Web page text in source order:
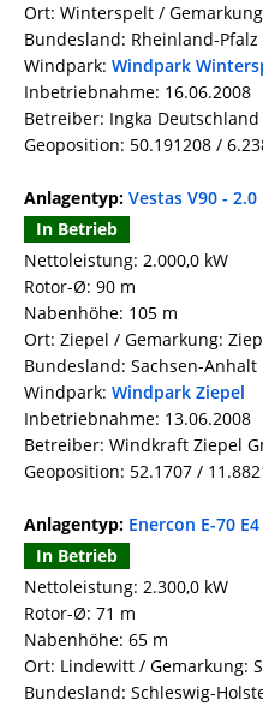
Ort: Winterspelt /
Bundesland: Rheinland-Pfalz
Windpark: Windpark
Inbetriebnahme: 16.06.2008
Betreiber: Ingka
Geoposition: 50.191208 /
Anlagentyp: Vestas V90 - 2.0
In Betrieb
Nettoleistung: 2.000,0 kW
Rotor-Ø: 90 m
Nabenhöhe: 105 m
Ort: Ziepel / Gemarkung:
Bundesland: Sachsen-Anhalt
Windpark: Windpark Ziepel
Inbetriebnahme: 13.06.2008
Betreiber: Windkraft Ziepel
Geoposition: 52.1707 /
Anlagentyp: Enercon E-70
In Betrieb
Nettoleistung: 2.300,0 kW
Rotor-Ø: 71 m
Nabenhöhe: 65 m
Ort: Lindewitt / Gemarkung:
Bundesland: Schleswig-